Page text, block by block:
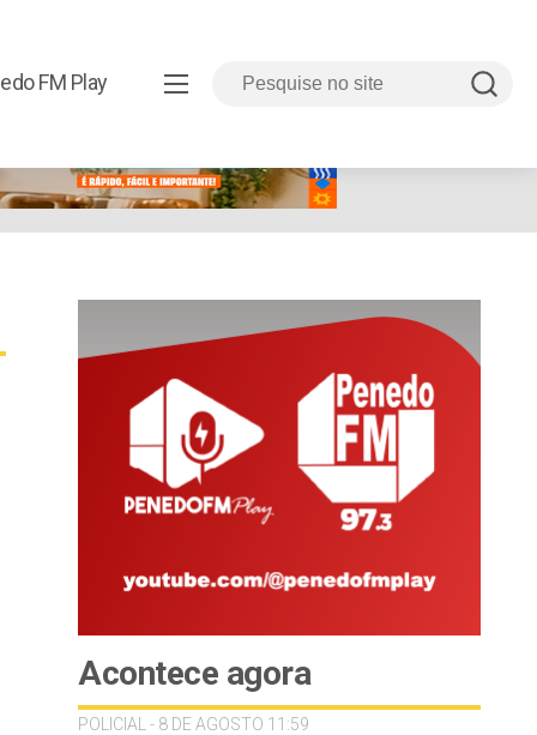
FM Play
Acontece agora
POLICIAL - 8 DE AGOSTO 11:59